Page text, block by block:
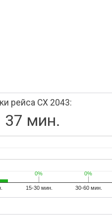
рейса CX 2043:
37 мин.
15-30 мин. 30-60 мин.
0%
0% 0%
0%